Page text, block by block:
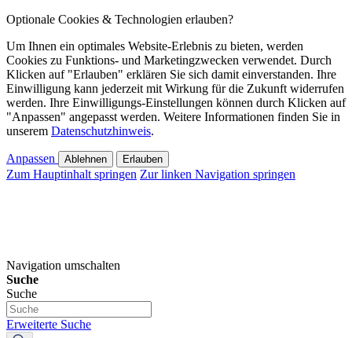
Optionale Cookies & Technologien erlauben?
Um Ihnen ein optimales Website-Erlebnis zu bieten, werden
Cookies zu Funktions- und Marketingzwecken verwendet. Durch
Klicken auf "Erlauben" erklären Sie sich damit einverstanden. Ihre
Einwilligung kann jederzeit mit Wirkung für die Zukunft widerrufen
werden. Ihre Einwilligungs-Einstellungen können durch Klicken auf
"Anpassen" angepasst werden. Weitere Informationen finden Sie in
unserem Datenschutzhinweis.
Anpassen Ablehnen Erlauben
Zum Hauptinhalt springen Zur linken Navigation springen
Navigation umschalten
Suche
Suche
Erweiterte Suche